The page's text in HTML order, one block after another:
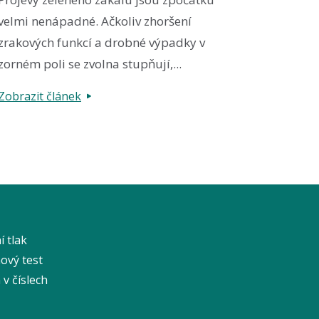
nenápadné. Ačkoliv zhoršení
funkcí a drobné výpadky v
poli se zvolna stupňují,...
článek
tlak
test
číslech